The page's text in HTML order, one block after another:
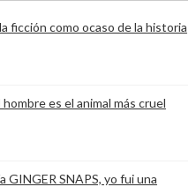
ficción como ocaso de la historia
es el animal más cruel
GINGER SNAPS, yo fui una